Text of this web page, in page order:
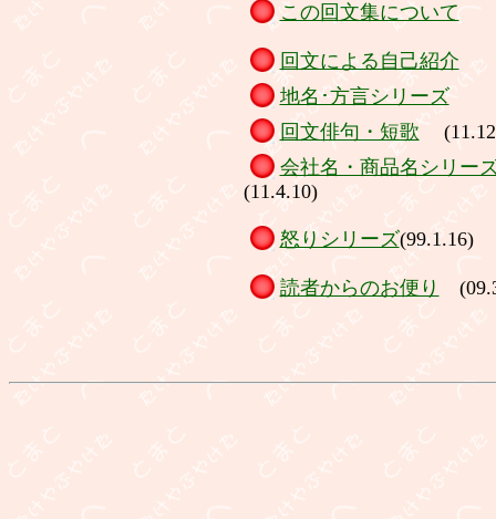
この回文集について
回文による自己紹介
地名･方言シリーズ
回文俳句・短歌
会社名・商品名シリー
(11.4.10)
怒りシリーズ(99.1.16)
読者からのお便り